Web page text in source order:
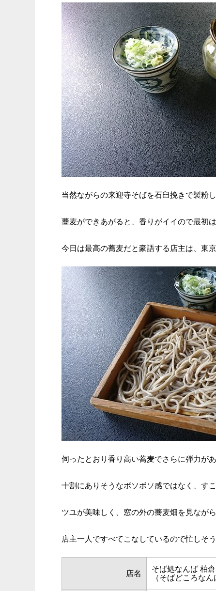
当然ながらの来迎寺そばを石臼挽きで製粉
蕎麦ができあがると、香りがイイので最初
今日は最高の蕎麦だと豪語する店主は、東
伺ったとおり香り高い蕎麦でさらに弾力が
十割にありそうなボソボソ感ではなく、す
ツユが美味しく、窓の外の蕎麦畑を見なが
店主一人ですべてこなしているので忙しそ
店名
そば処なんば 柏倉
（そばどころなん